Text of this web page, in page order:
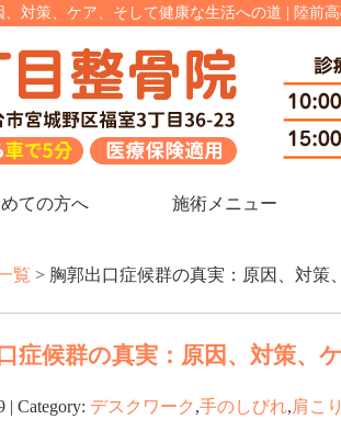
対策、ケア、そして健康な生活への道 | 陸前
ての方へ 施術メニュー
覧 > 胸郭出口症候群の真実：原因、対策
症候群の真実：原因、対策、
| Category: デスクワーク ,手のしびれ,肩こり